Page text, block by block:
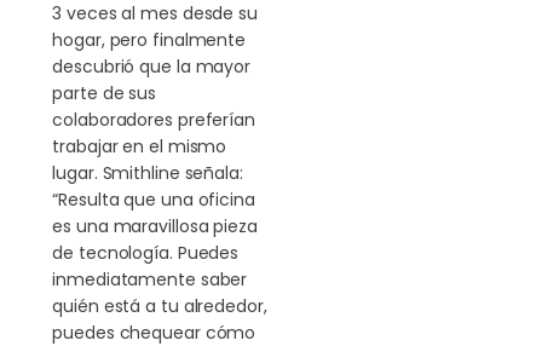
3 veces al mes desde su
hogar, pero finalmente
descubrió que la mayor
parte de sus
colaboradores preferían
trabajar en el mismo
lugar. Smithline señala:
“Resulta que una oficina
es una maravillosa pieza
de tecnología. Puedes
inmediatamente saber
quién está a tu alrededor,
puedes chequear cómo